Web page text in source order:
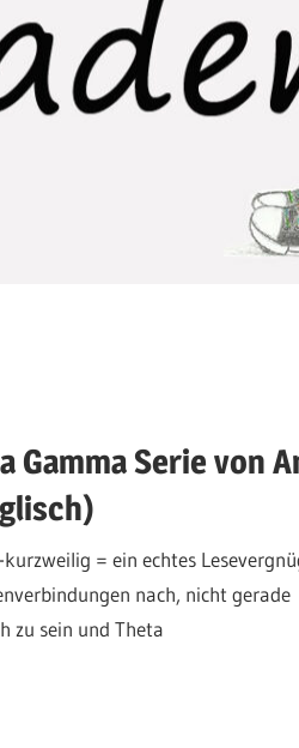
Gamma Serie von
= ein echtes
nach, nicht gerade
zu sein und Theta